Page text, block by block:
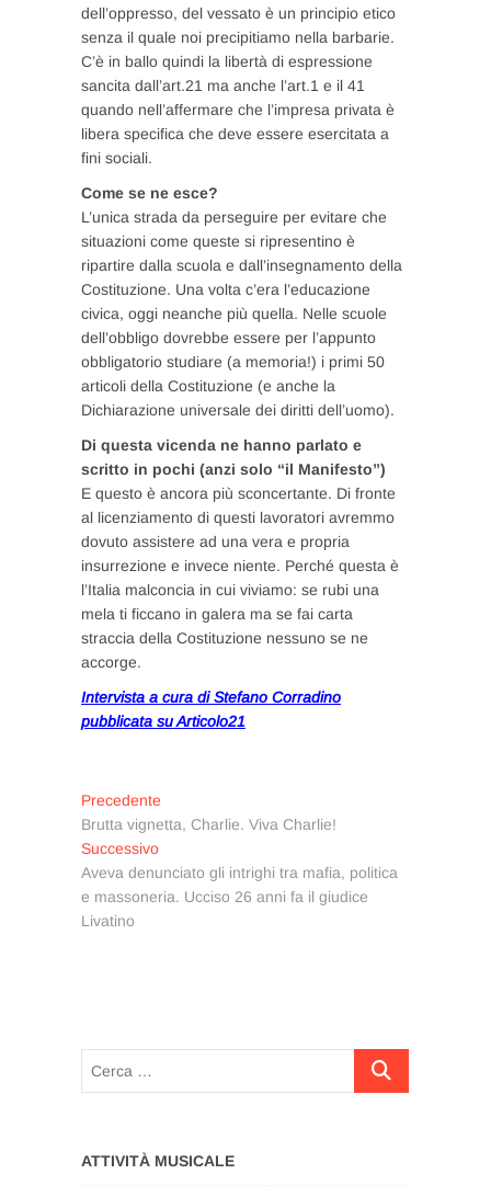
dell’oppresso, del vessato è un principio etico
senza il quale noi precipitiamo nella barbarie.
C’è in ballo quindi la libertà di espressione
sancita dall’art.21 ma anche l’art.1 e il 41
quando nell’affermare che l’impresa privata è
libera specifica che deve essere esercitata a
fini sociali.
Come se ne esce?
L’unica strada da perseguire per evitare che
situazioni come queste si ripresentino è
ripartire dalla scuola e dall’insegnamento della
Costituzione. Una volta c’era l’educazione
civica, oggi neanche più quella. Nelle scuole
dell’obbligo dovrebbe essere per l’appunto
obbligatorio studiare (a memoria!) i primi 50
articoli della Costituzione (e anche la
Dichiarazione universale dei diritti dell’uomo).
Di questa vicenda ne hanno parlato e
scritto in pochi (anzi solo “il Manifesto”)
E questo è ancora più sconcertante. Di fronte
al licenziamento di questi lavoratori avremmo
dovuto assistere ad una vera e propria
insurrezione e invece niente. Perché questa è
l’Italia malconcia in cui viviamo: se rubi una
mela ti ficcano in galera ma se fai carta
straccia della Costituzione nessuno se ne
accorge.
Intervista a cura di Stefano Corradino
pubblicata su Articolo21
Navigazione
articoli
Precedente
precedente:
Brutta vignetta, Charlie. Viva Charlie!
SuccessivoArticolo
successivo:
Aveva denunciato gli intrighi tra mafia, politica
e massoneria. Ucciso 26 anni fa il giudice
Livatino
Cerca
ATTIVITÀ MUSICALE